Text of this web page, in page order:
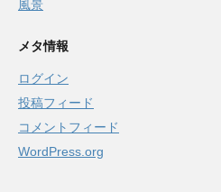
風景
メタ情報
ログイン
投稿フィード
コメントフィード
WordPress.org